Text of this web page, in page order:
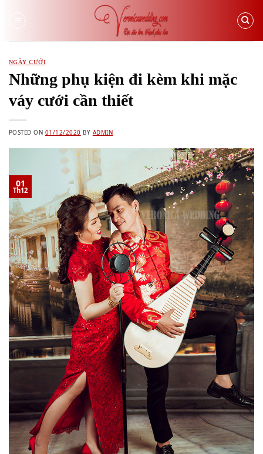
NGÀY CƯỚI
Những phụ kiện đi kèm khi mặc
váy cưới cần thiết
POSTED ON 01/12/2020 BY ADMIN
01
Th12